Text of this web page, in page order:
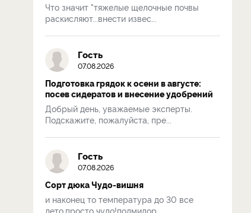
Что значит "тяжелые щелочные почвы
раскисляют...внести извес...
Гость
07.08.2026
Подготовка грядок к осени в августе:
посев сидератов и внесение удобрений
Добрый день, уважаемые эксперты.
Подскажите, пожалуйста, пре...
Гость
07.08.2026
Сорт дюка Чудо-вишня
и наконец то температура до 30 все
лето,просто чудо!полмидор...